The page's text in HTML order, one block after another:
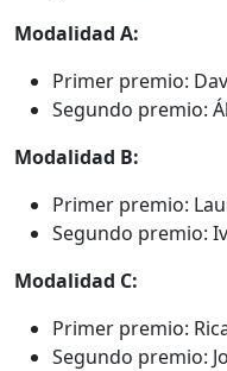
Modalidad A:
Primer premio:
Segundo premio:
Modalidad B:
Primer premio:
Segundo premio:
Modalidad C:
Primer premio:
Segundo premio: